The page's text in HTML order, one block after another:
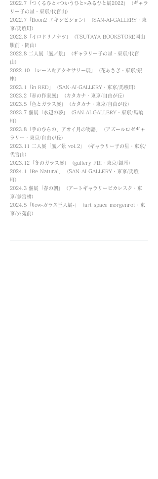
2022.7「つくるひと×つかうひと×みるひと展2022」（ギャラ
リー子の星・東京/代官山）
2022.7「Boon2 エキシビション」（SAN-AI-GALLERY・東
京/馬喰町）
2022.8「イロドリノナツ」（TSUTAYA BOOKSTORE岡山
駅前・岡山）
2022.8 二人展「風／景」（ギャラリー子の星・東京/代官
山）
2022.10 「レース＆アクセサリー展」（花あさぎ・東京/銀
座）
2023.1「in RED」（SAN-AI-GALLERY・東京/馬喰町）
2023.2「春の作家展」（カタカナ・東京/自由が丘）
2023.5「色とガラス展」（カタカナ・東京/自由が丘）
2023.7 個展「水辺の夢」（SAN-AI-GALLERY・東京/馬喰
町）
2023.8「手のひらの、アオイ月の物語」（アズールロゼギャ
ラリー・東京/自由が丘）
2023.11 二人展「風／景 vol.2」（ギャラリー子の星・東京/
代官山）
2023.12「冬のガラス展」（gallery FBI・東京/銀座）
2024.1「Be Natural」（SAN-AI-GALLERY・東京/馬喰
町）
2024.3 個展「春の朝」（アートギャラリーピカレスク・東
京/参宮橋）
2024.5「flow-ガラス三人展-」（art space morgenrot・東
京/外苑前）